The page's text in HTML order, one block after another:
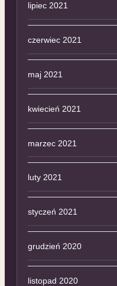
lipiec 2021
czerwiec 2021
maj 2021
kwiecień 2021
marzec 2021
luty 2021
styczeń 2021
grudzień 2020
listopad 2020